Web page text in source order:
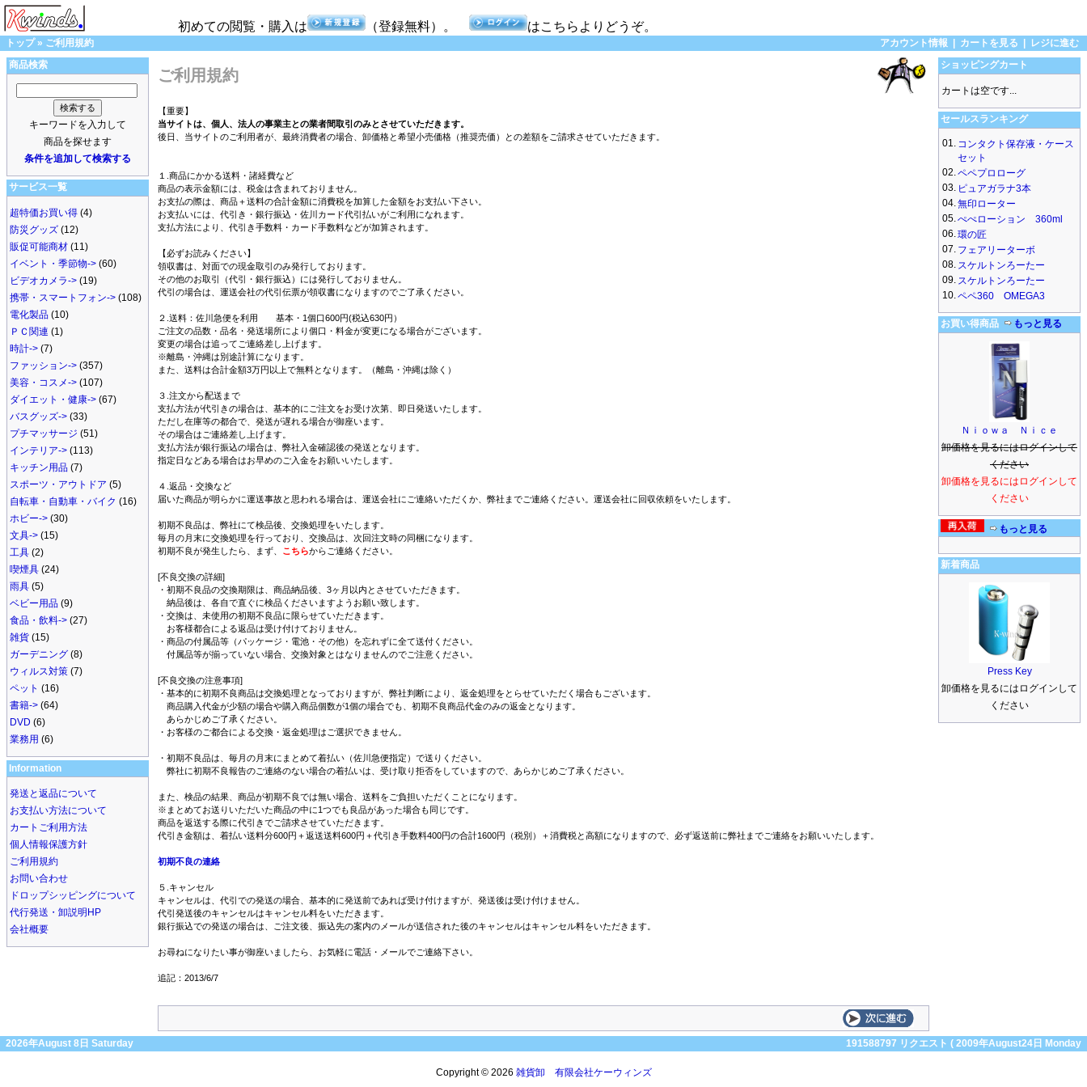
初めての閲覧・購入は （登録無料）。 はこちらよりどうぞ。
トップ» ご利用規約 アカウント情報 カートを見る
レジに進む
商品検索
キーワードを入力して
商品を探せます
条件を追加して検索する
サービス一覧
超特価お買い得 (4)
防災グッズ (12)
販促可能商材 (11)
イベント・季節物-> (60)
ビデオカメラ-> (19)
携帯・スマートフォン-> (108)
電化製品 (10)
ＰＣ関連 (1)
時計-> (7)
ファッション-> (357)
美容・コスメ-> (107)
ダイエット・健康-> (67)
バスグッズ-> (33)
プチマッサージ (51)
インテリア-> (113)
キッチン用品 (7)
スポーツ・アウトドア (5)
自転車・自動車・バイク (16)
ホビー-> (30)
文具-> (15)
工具 (2)
喫煙具 (24)
雨具 (5)
ベビー用品 (9)
食品・飲料-> (27)
雑貨 (15)
ガーデニング (8)
ウィルス対策 (7)
ペット (16)
書籍-> (64)
DVD (6)
業務用 (6)
Information
発送と返品について
お支払い方法について
カートご利用方法
個人情報保護方針
ご利用規約
お問い合わせ
ドロップシッピングについて
代行発送・卸説明HP
会社概要
ご利用規約
【重要】
当サイトは、個人、法人の事業主との業者間取引のみとさせていただきます。
後日、当サイトのご利用者が、最終消費者の場合、卸価格と希望小売価格（推奨売価）との差額をご請求させていただきます。
１.商品にかかる送料・諸経費など
商品の表示金額には、税金は含まれておりません。
お支払の際は、商品＋送料の合計金額に消費税を加算した金額をお支払い下さい。
お支払いには、代引き・銀行振込・佐川カード代引払いがご利用になれます。
支払方法により、代引き手数料・カード手数料などが加算されます。
【必ずお読みください】
領収書は、対面での現金取引のみ発行しております。
その他のお取引（代引・銀行振込）には発行しておりません。
代引の場合は、運送会社の代引伝票が領収書になりますのでご了承ください。
２.送料：佐川急便を利用 基本・1個口600円(税込630円）
ご注文の品数・品名・発送場所により個口・料金が変更になる場合がございます。
変更の場合は追ってご連絡差し上げます。
※離島・沖縄は別途計算になります。
また、送料は合計金額3万円以上で無料となります。（離島・沖縄は除く）
３.注文から配送まで
支払方法が代引きの場合は、基本的にご注文をお受け次第、即日発送いたします。
ただし在庫等の都合で、発送が遅れる場合が御座います。
その場合はご連絡差し上げます。
支払方法が銀行振込の場合は、弊社入金確認後の発送となります。
指定日などある場合はお早めのご入金をお願いいたします。
４.返品・交換など
届いた商品が明らかに運送事故と思われる場合は、運送会社にご連絡いただくか、弊社までご連絡ください。運送会社に回収依頼をいたします。
初期不良品は、弊社にて検品後、交換処理をいたします。
毎月の月末に交換処理を行っており、交換品は、次回注文時の同梱になります。
初期不良が発生したら、まず、 こちらからご連絡ください。
[不良交換の詳細]
・初期不良品の交換期限は、商品納品後、3ヶ月以内とさせていただきます。
納品後は、各自で直ぐに検品くださいますようお願い致します。
・交換は、未使用の初期不良品に限らせていただきます。
お客様都合による返品は受け付けておりません。
・商品の付属品等（パッケージ・電池・その他）を忘れずに全て送付ください。
付属品等が揃っていない場合、交換対象とはなりませんのでご注意ください。
[不良交換の注意事項]
・基本的に初期不良商品は交換処理となっておりますが、弊社判断により、返金処理をとらせていただく場合もございます。
商品購入代金が少額の場合や購入商品個数が1個の場合でも、初期不良商品代金のみの返金となります。
あらかじめご了承ください。
・お客様のご都合による交換・返金処理はご選択できません。
・初期不良品は、毎月の月末にまとめて着払い（佐川急便指定）で送りください。
弊社に初期不良報告のご連絡のない場合の着払いは、受け取り拒否をしていますので、あらかじめご了承ください。
また、検品の結果、商品が初期不良では無い場合、送料をご負担いただくことになります。
※まとめてお送りいただいた商品の中に1つでも良品があった場合も同じです。
商品を返送する際に代引きでご請求させていただきます。
代引き金額は、着払い送料分600円＋返送送料600円＋代引き手数料400円の合計1600円（税別）＋消費税と高額になりますので、必ず返送前に弊社までご連絡をお願いいたします。
初期不良の連絡
５.キャンセル
キャンセルは、代引での発送の場合、基本的に発送前であれば受け付けますが、発送後は受け付けません。
代引発送後のキャンセルはキャンセル料をいただきます。
銀行振込での発送の場合は、ご注文後、振込先の案内のメールが送信された後のキャンセルはキャンセル料をいただきます。
お尋ねになりたい事が御座いましたら、お気軽に電話・メールでご連絡下さい。
追記：2013/6/7
ショッピングカート
カートは空です...
セールスランキング
01. コンタクト保存液・ケース
セット
02.ペペプロローグ
03. ピュアガラナ3本
04.無印ローター
05.ぺぺローション 360ml
06.環の匠
07. フェアリーターボ
08. スケルトンろーたー
09. スケルトンろーたー
10.ペペ360 OMEGA3
お買い得商品 もっと見る
Ｎｉｏｗａ Ｎｉｃｅ
卸価格を見るにはログインして
ください
卸価格を見るにはログインして
ください
もっと見る
新着商品
Press Key
卸価格を見るにはログインして
ください
2026年August 8日 Saturday 191588797 リクエスト ( 2009年August24日 Monday
Copyright © 2026 雑貨卸 有限会社ケーウィンズ